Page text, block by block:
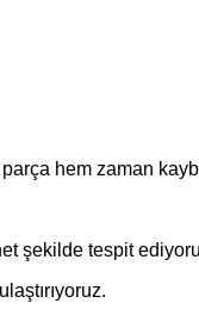
hem zaman
şekilde tespit